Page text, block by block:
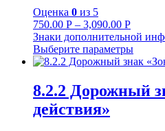
Оценка 0 из 5
750.00 Р – 3,090.00 Р
Знаки дополнительной
Выберите параметры
8.2.2 Дорожный
действия»